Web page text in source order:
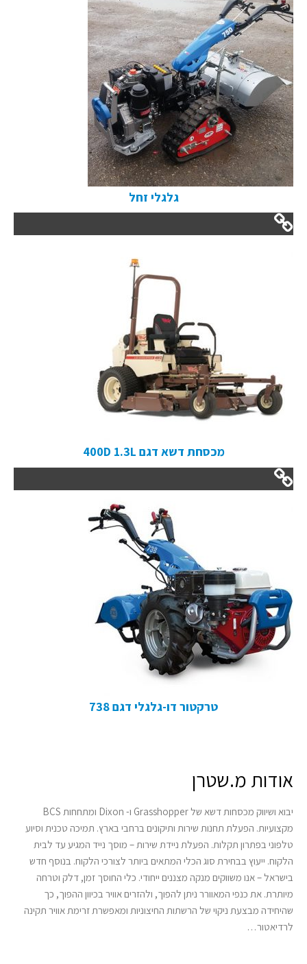
גלגלי זחל
מכסחת דשא דגם 400D 1.3L
טרקטור דו-גלגלי דגם 738
אודות מ.שטרן
יבוא ושיווק מכסחות דשא של Grasshopper ו- Dixon ומתחחות BCS
מקצועיות. הפעלת תחנות שירות ותיקונים ברחבי בארץ. תמיכה טכנית וסיוע
טלפוני בפתרון תקלות. הפעלת ניידת שירות – מוסך נייד המגיע עד לבית
הלקוח. ייעוץ בבחירת סוג הכלי המתאים ביותר לצורכי הלקוח. בנוסף חדש
בישראל – אנו משווקים מנקה מצננים ייחודי. כלי החוסך זמן, דלק וטרחה
מיותרת. את כנפי המאוורר ניתן להפוך, ולהזרים אוויר בכיוון ההפוך, כך
שהיחידה מבצעת ניקוי של הרשתות החיצוניות ומאפשרת זרימת אוויר תקינה
לרדיאטור…